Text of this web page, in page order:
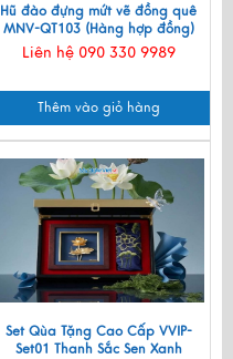
Hũ đào đựng mứt vẽ đồng quê
MNV-QT103 (Hàng hợp đồng)
Liên hệ 090 330 9989
Thêm vào giỏ hàng
Set Qùa Tặng Cao Cấp VVIP-
Set01 Thanh Sắc Sen Xanh